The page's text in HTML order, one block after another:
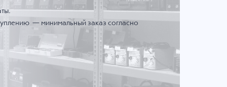
— минимальный заказ согласно